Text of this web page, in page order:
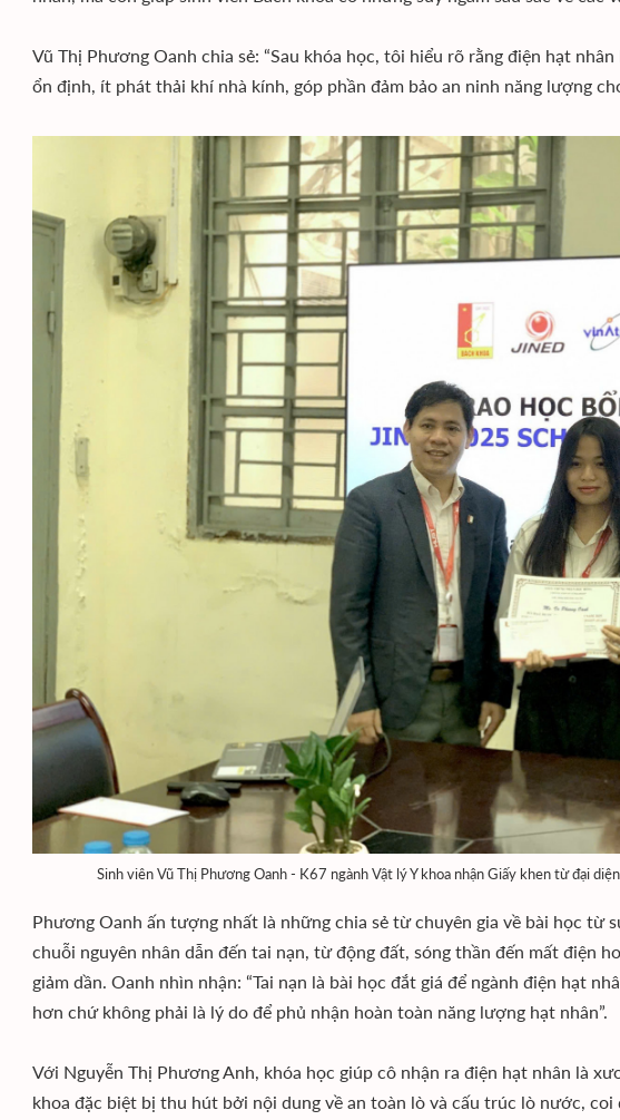
Vũ Thị Phương Oanh chia sẻ: “Sau khóa học, tôi hiểu rõ rằng điện hạt
ổn định, ít phát thải khí nhà kính, góp phần đảm bảo an ninh năng lượng
Sinh viên Vũ Thị Phương Oanh - K67 ngành Vật lý Y khoa nhận Giấy khen từ đại
Phương Oanh ấn tượng nhất là những chia sẻ từ chuyên gia về bài học từ
chuỗi nguyên nhân dẫn đến tai nạn, từ động đất, sóng thần đến mất điện
giảm dần. Oanh nhìn nhận: “Tai nạn là bài học đắt giá để ngành điện hạt
hơn chứ không phải là lý do để phủ nhận hoàn toàn năng lượng hạt nhân”.
Với Nguyễn Thị Phương Anh, khóa học giúp cô nhận ra điện hạt nhân là
khoa đặc biệt bị thu hút bởi nội dung về an toàn lò và cấu trúc lò nước,